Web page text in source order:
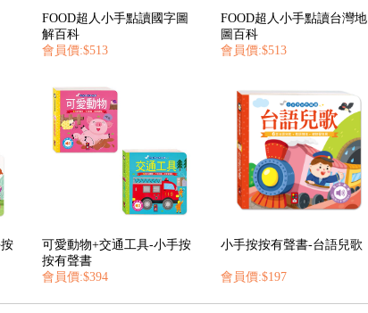
FOOD超人小手點讀國字圖
解百科
會員價:$513
FOOD超人小手點讀台灣地
圖百科
會員價:$513
可愛動物+交通工具-小手按
按有聲書
會員價:$394
小手按按有聲書-台語兒歌
會員價:$197